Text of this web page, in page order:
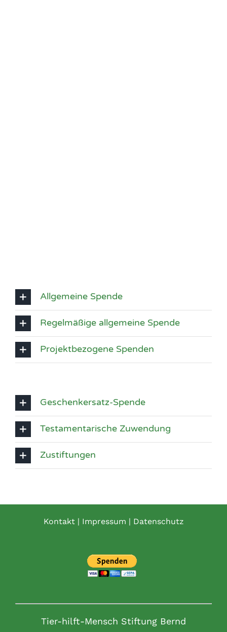
Allgemeine Spende
Regelmäßige allgemeine Spende
Projektbezogene Spenden
Geschenkersatz-Spende
Testamentarische Zuwendung
Zustiftungen
Kontakt| Impressum | Datenschutz
Tier-hilft-Mensch Stiftung Bernd